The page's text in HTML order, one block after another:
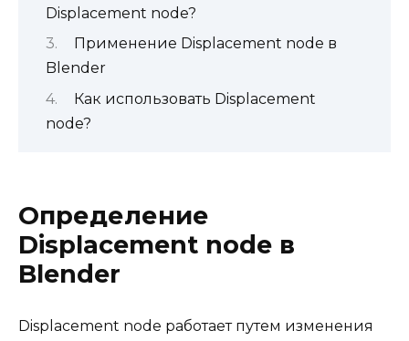
Displacement node?
Применение Displacement node в
Blender
Как использовать Displacement
node?
Определение
Displacement node в
Blender
Displacement node работает путем изменения